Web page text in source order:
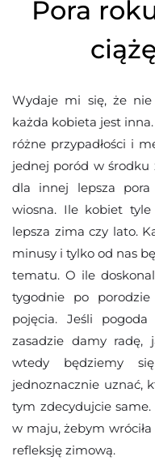
Pora
Wydaje mi się, że
każda kobieta jest
różne przypadłości i
jednej poród w środku
dla innej lepsza
wiosna. Ile kobiet
lepsza zima czy lato.
minusy i tylko od nas
tematu. O ile
tygodnie po
pojęcia. Jeśli
zasadzie damy
wtedy będziemy
jednoznacznie uznać,
tym zdecydujcie
w maju, żebym
refleksję zimową.